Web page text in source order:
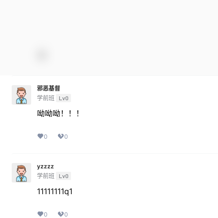
邪恶基督
学前班 Lv0
呦呦呦！！！
0 0
yzzzz
学前班 Lv0
11111111q1
0 0